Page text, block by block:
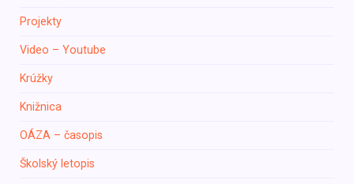
Projekty
Video – Youtube
Krúžky
Knižnica
ОÁZA – časopis
Školský letopis